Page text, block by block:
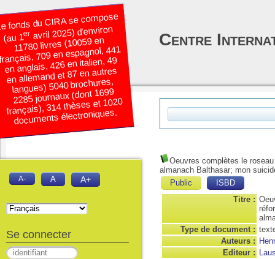
Oeuvres complètes le
almanach Balthasar; mon
Public
ISBD
Titre :
Type de document :
Auteurs :
Editeur :
fonds du CIRA se compose
(au 1eravril 2025) d’environ
11780 livres (10059 en
709 en espagnol, 441
en anglais, 426 en italien, 49
en allemand et 87 en autres
langues) 5040 brochures,
2285 journaux (dont 1699
français), 314 thèses et 1020
documents électroniques.
Centre
A- A A+
Se connecter